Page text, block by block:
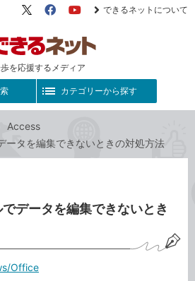
を応援するメディア
X（旧
FacebookYouTube
できるネットについて
カテゴリーから探す
Access
ータを編集できないときの対処方法
データを編集できないとき
Office